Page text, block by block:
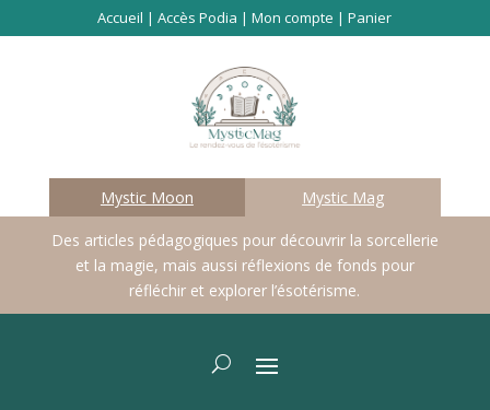
Accueil |Accès Podia |Mon compte |Panier
Mystic Moon Mystic Mag
Des articles pédagogiques pour découvrir la sorcellerie
et la magie, mais aussi réflexions de fonds pour
réfléchir et explorer l’ésotérisme.